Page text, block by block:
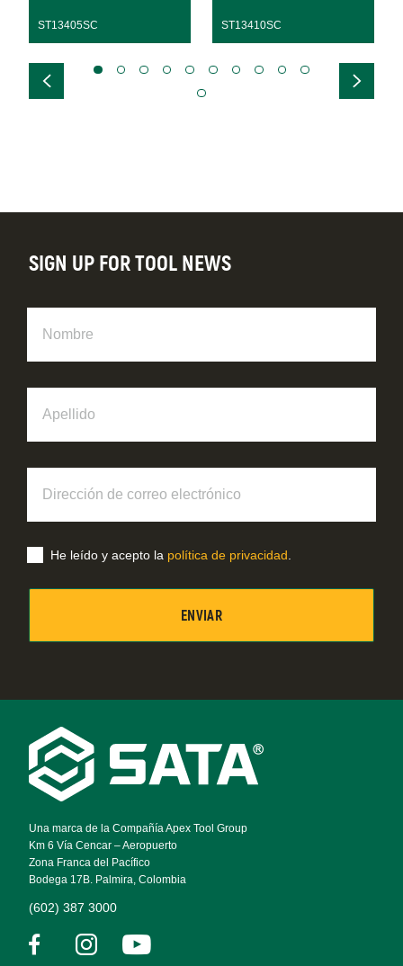
ST13405SC ST13410SC
Footer
Navigation
Una marca de la Compañía Apex Tool Group
Km 6 Vía Cencar – Aeropuerto
Zona Franca del Pacífico
Bodega 17B. Palmira, Colombia
(602) 387 3000
SIGN UP FOR TOOL NEWS
correo
electrónico
He leído y acepto la política de privacidad